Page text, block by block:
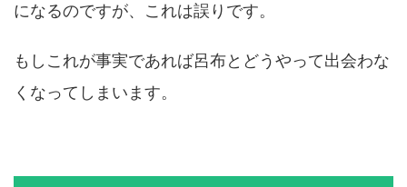
になるのですが、これは誤りです。
もしこれが事実であれば呂布とどうやって出会わな
くなってしまいます。